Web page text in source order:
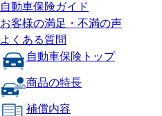
自動車保険ガイド
お客様の満足・不満の声
よくある質問
自動車保険トップ
商品の特長
補償内容